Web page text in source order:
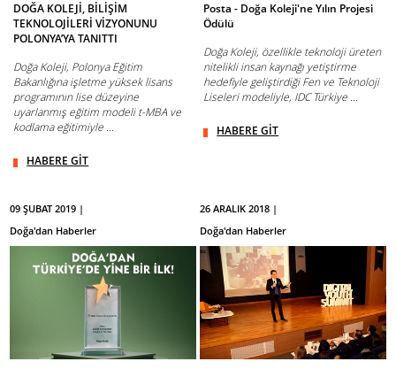
DOĞA KOLEJİ, BİLİŞİM
TEKNOLOJİLERİ VİZYONUNU
POLONYA’YA TANITTI
Doğa Koleji, Polonya Eğitim
Bakanlığına işletme yüksek lisans
programının lise düzeyine
uyarlanmış eğitim modeli t-MBA ve
kodlama eğitimiyle ...
HABERE GİT
Posta - Doğa Koleji'ne Yılın Projesi
Ödülü
Doğa Koleji, özellikle teknoloji üreten
nitelikli insan kaynağı yetiştirme
hedefiyle geliştirdiği Fen ve Teknoloji
Liseleri modeliyle, IDC Türkiye ...
HABERE GİT
09 ŞUBAT 2019 |
Doğa'dan Haberler
26 ARALIK 2018 |
Doğa'dan Haberler